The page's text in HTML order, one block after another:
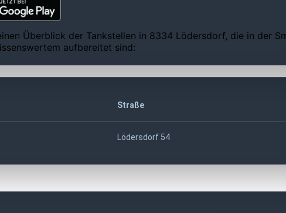
Überblick der Tankstellen in 8334 Lödersdorf, die in der
aufbereitet sind:
Straße
Lödersdorf 54